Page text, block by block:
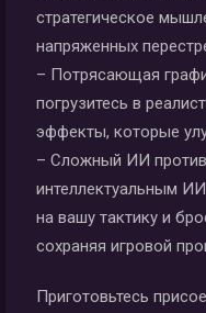
стратегическое
напряженных
– Потрясающая
погрузитесь в
эффекты, которые
– Сложный ИИ
интеллектуальным
на вашу тактику и
сохраняя игровой
Приготовьтесь